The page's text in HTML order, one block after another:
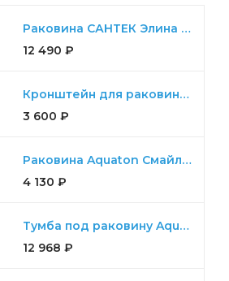
Раковина САНТЕК Элина 100
12 490 ₽
Кронштейн для раковины Aquaton Ричмонд комплект для 80,100,120
3 600 ₽
Раковина Aquaton Смайл 65
4 130 ₽
Тумба под раковину Aquaton Диор 80 белый
12 968 ₽